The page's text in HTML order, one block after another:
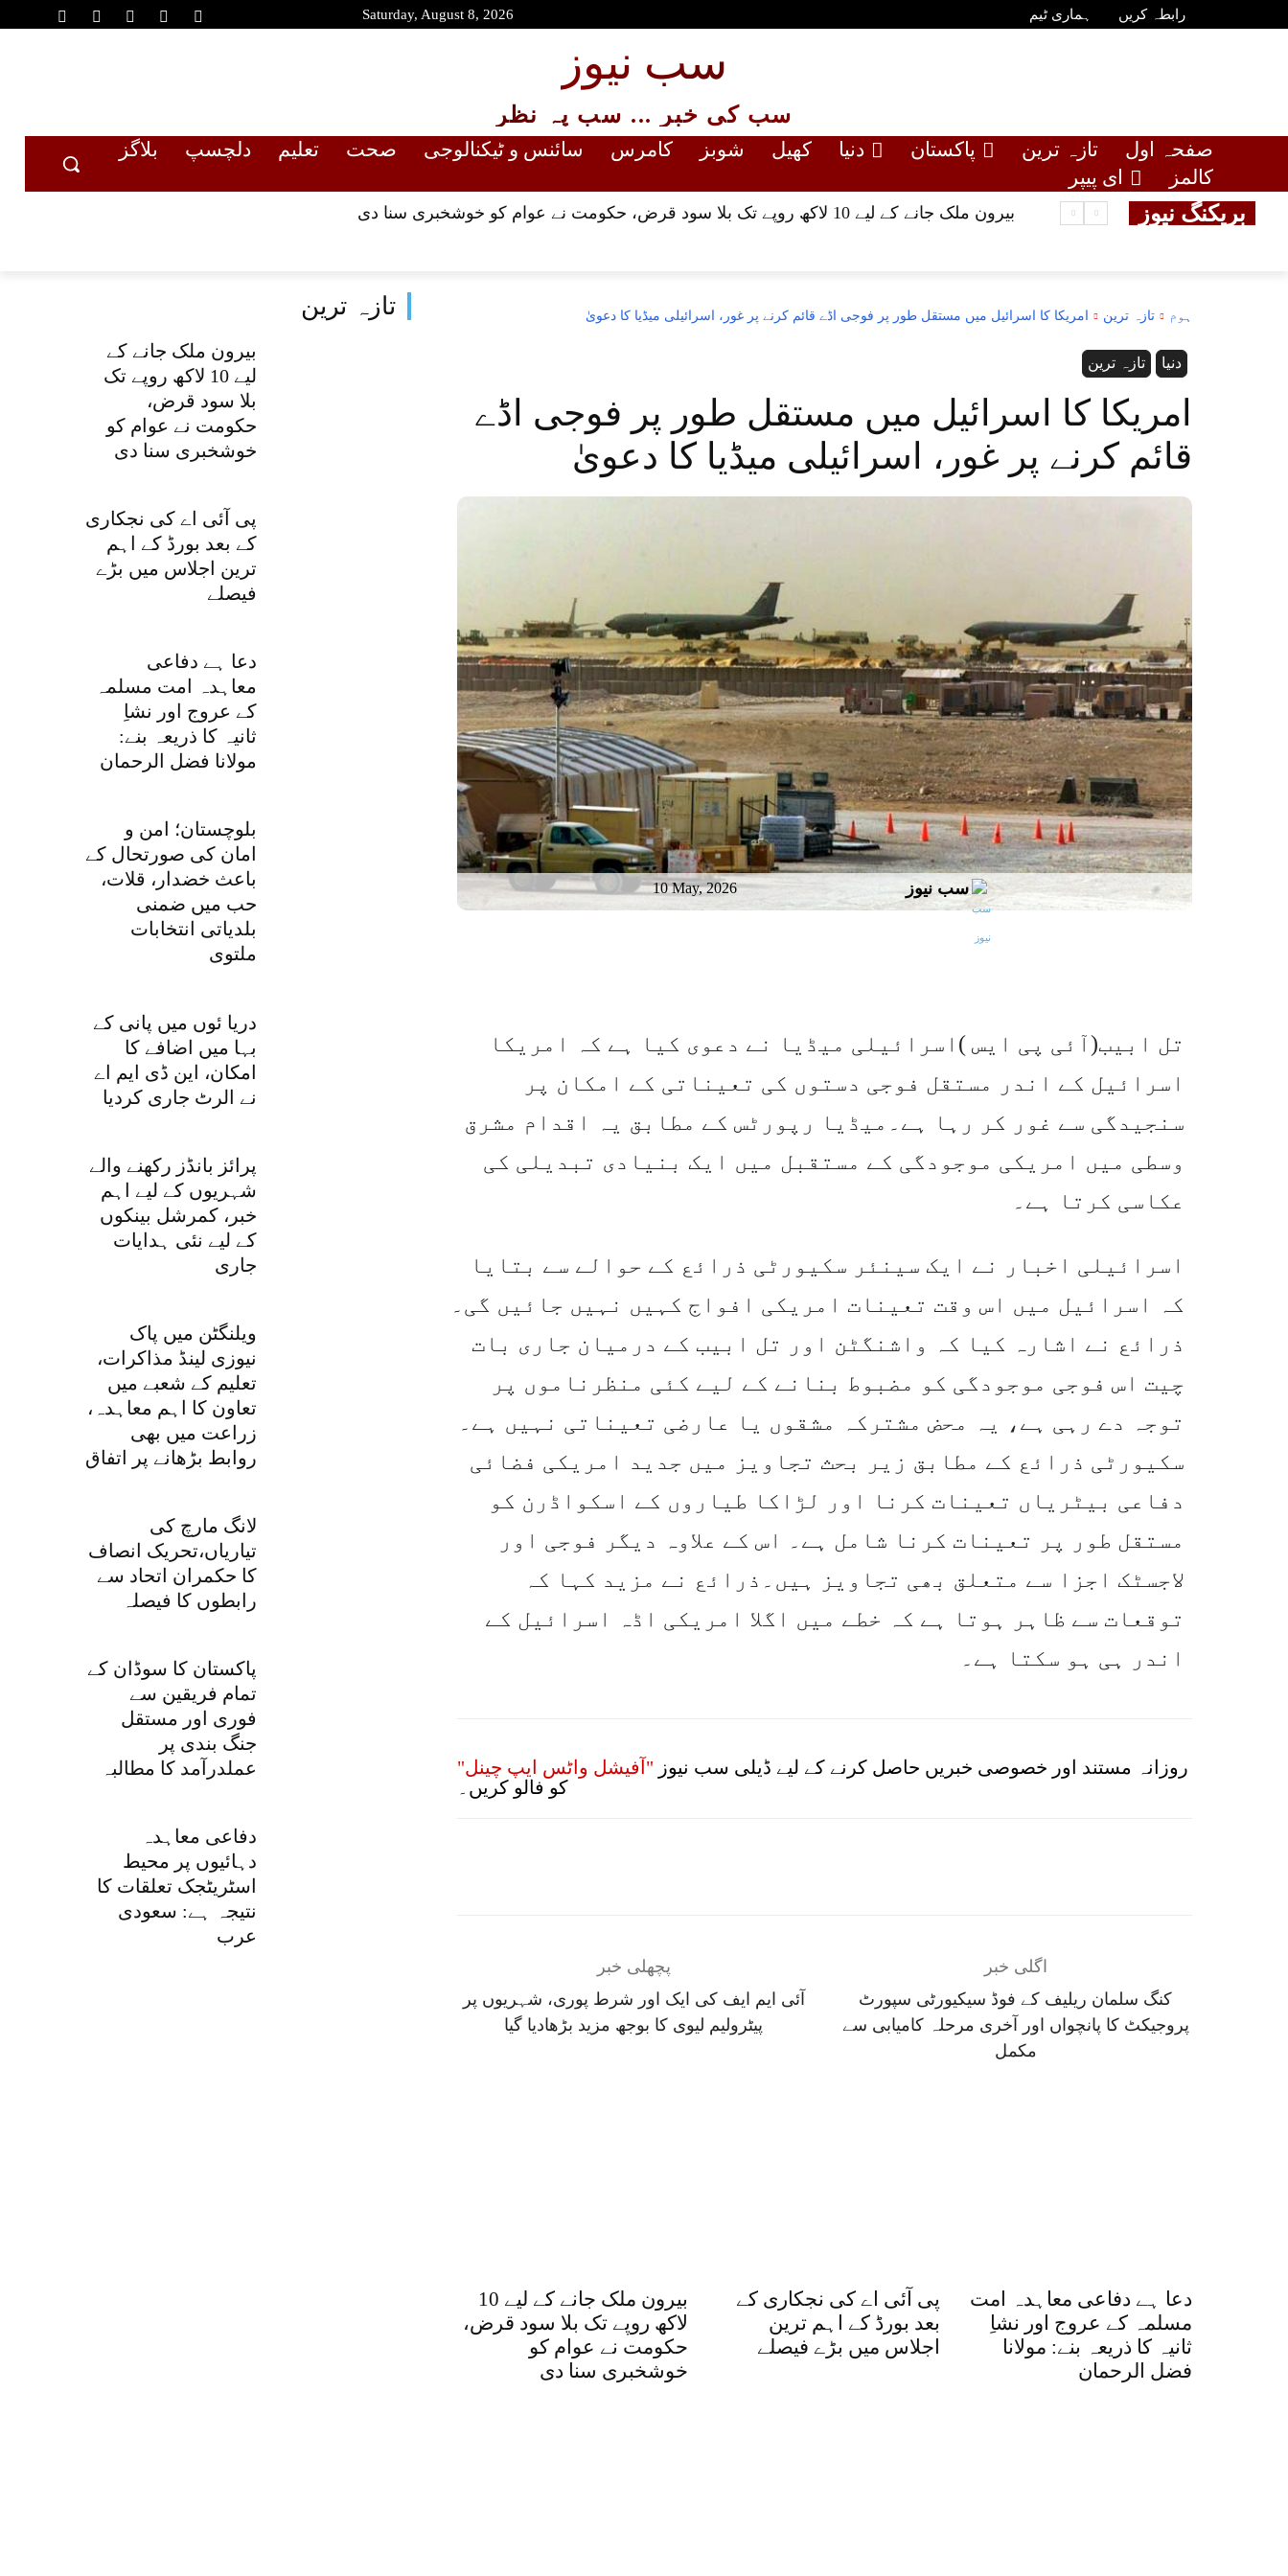
Saturday, August 8, 2026 رابطہ کریں ہماری ٹیم
سب نیوز
سب کی خبر ... سب پہ نظر
صفحہ اول تازہ ترین پاکستان دنیا کھیل شوبز کامرس سائنس و ٹیکنالوجی صحت تعلیم دلچسپ
بلاگز
کالمز
ای پیپر
بریکنگ نیوز بیرون ملک جانے کے لیے 10 لاکھ روپے تک بلا سود قرض، حکومت نے عوام کو خوشخبری سنا دی
تازہ ترین
بیرون ملک جانے کے
لیے 10 لاکھ روپے تک
بلا سود قرض،
حکومت نے عوام کو
خوشخبری سنا دی
پی آئی اے کی نجکاری
کے بعد بورڈ کے اہم
ترین اجلاس میں بڑے
فیصلے
دعا ہے دفاعی
معاہدہ امت مسلمہ
کے عروج اور نشاِ
ثانیہ کا ذریعہ بنے:
مولانا فضل الرحمان
بلوچستان؛ امن و
امان کی صورتحال کے
باعث خضدار، قلات،
حب میں ضمنی
بلدیاتی انتخابات
ملتوی
دریا ئوں میں پانی کے
بہا میں اضافے کا
امکان، این ڈی ایم اے
نے الرٹ جاری کردیا
پرائز بانڈز رکھنے والے
شہریوں کے لیے اہم
خبر، کمرشل بینکوں
کے لیے نئی ہدایات
جاری
ویلنگٹن میں پاک
نیوزی لینڈ مذاکرات،
تعلیم کے شعبے میں
تعاون کا اہم معاہدہ،
زراعت میں بھی
روابط بڑھانے پر اتفاق
لانگ مارچ کی
تیاریاں،تحریک انصاف
کا حکمران اتحاد سے
رابطوں کا فیصلہ
پاکستان کا سوڈان کے
تمام فریقین سے
فوری اور مستقل
جنگ بندی پر
عملدرآمد کا مطالبہ
دفاعی معاہدہ
دہائیوں پر محیط
اسٹریٹجک تعلقات کا
نتیجہ ہے: سعودی
عرب
ہوم تازہ ترین امریکا کا اسرائیل میں مستقل طور پر فوجی اڈے قائم کرنے پر غور، اسرائیلی میڈیا کا دعویٰ
تازہ ترین دنیا
امریکا کا اسرائیل میں مستقل طور پر فوجی اڈے
قائم کرنے پر غور، اسرائیلی میڈیا کا دعویٰ
10 May, 2026 سب نیوز
تل ابیب(آئی پی ایس )اسرائیلی میڈیا نے دعوی کیا ہے کہ امریکا
اسرائیل کے اندر مستقل فوجی دستوں کی تعیناتی کے امکان پر
سنجیدگی سے غور کر رہا ہے۔میڈیا رپورٹس کے مطابق یہ اقدام مشرق
وسطی میں امریکی موجودگی کے مستقبل میں ایک بنیادی تبدیلی کی
عکاسی کرتا ہے۔
اسرائیلی اخبار نے ایک سینئر سکیورٹی ذرائع کے حوالے سے بتایا
کہ اسرائیل میں اس وقت تعینات امریکی افواج کہیں نہیں جائیں گی۔
ذرائع نے اشارہ کیا کہ واشنگٹن اور تل ابیب کے درمیان جاری بات
چیت اس فوجی موجودگی کو مضبوط بنانے کے لیے کئی منظرناموں پر
توجہ دے رہی ہے، یہ محض مشترکہ مشقوں یا عارضی تعیناتی نہیں ہے۔
سکیورٹی ذرائع کے مطابق زیر بحث تجاویز میں جدید امریکی فضائی
دفاعی بیٹریاں تعینات کرنا اور لڑاکا طیاروں کے اسکواڈرن کو
مستقل طور پر تعینات کرنا شامل ہے۔ اس کے علاوہ دیگر فوجی اور
لاجسٹک اجزا سے متعلق بھی تجاویز ہیں۔ذرائع نے مزید کہا کہ
توقعات سے ظاہر ہوتا ہے کہ خطے میں اگلا امریکی اڈہ اسرائیل کے
اندر ہی ہو سکتا ہے۔
روزانہ مستند اور خصوصی خبریں حاصل کرنے کے لیے ڈیلی سب نیوز "آفیشل واٹس ایپ چینل"
کو فالو کریں۔
پچھلی خبر
آئی ایم ایف کی ایک اور شرط پوری، شہریوں پر
پیٹرولیم لیوی کا بوجھ مزید بڑھادیا گیا
اگلی خبر
کنگ سلمان ریلیف کے فوڈ سیکیورٹی سپورٹ
پروجیکٹ کا پانچواں اور آخری مرحلہ کامیابی سے
مکمل
بیرون ملک جانے کے لیے 10
لاکھ روپے تک بلا سود قرض،
حکومت نے عوام کو
خوشخبری سنا دی
پی آئی اے کی نجکاری کے
بعد بورڈ کے اہم ترین
اجلاس میں بڑے فیصلے
دعا ہے دفاعی معاہدہ امت
مسلمہ کے عروج اور نشاِ
ثانیہ کا ذریعہ بنے: مولانا
فضل الرحمان